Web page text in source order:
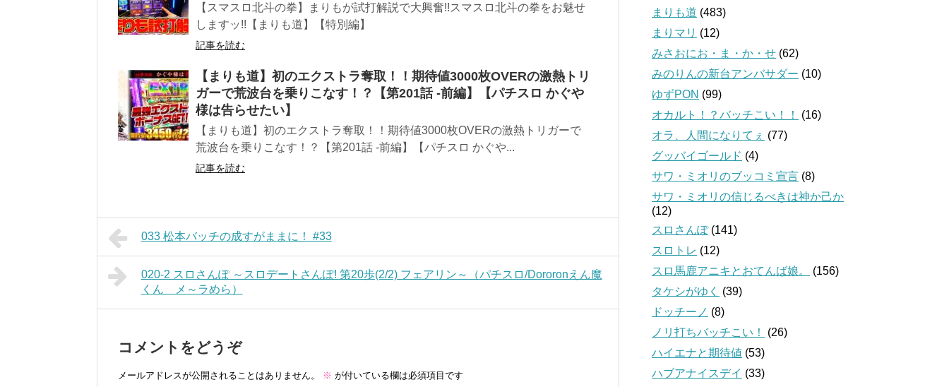
【スマスロ北斗の拳】まりもが試打解説で大興奮!!スマスロ北斗の拳をお魅せ
しますッ!!【まりも道】【特別編】
記事を読む
【まりも道】初のエクストラ奪取！！期待値3000枚OVERの激熱トリ
ガーで荒波台を乗りこなす！？【第201話 -前編】【パチスロ かぐや
様は告らせたい】
【まりも道】初のエクストラ奪取！！期待値3000枚OVERの激熱トリガーで
荒波台を乗りこなす！？【第201話 -前編】【パチスロ かぐや...
記事を読む
033 松本バッチの成すがままに！ #33
020-2 スロさんぽ ～スロデートさんぽ! 第20歩(2/2) フェアリン～（パチスロ/Dororonえん魔
くん メ～ラめら）
コメントをどうぞ
メールアドレスが公開されることはありません。 ※ が付いている欄は必須項目です
まりも道 (483)
まりマリ (12)
みさおにお・ま・か・せ (62)
みのりんの新台アンバサダー (10)
ゆずPON (99)
オカルト！？バッチこい！！
(16)
オラ、人間になりてぇ (77)
グッバイゴールド (4)
サワ・ミオリのブッコミ宣言 (8)
サワ・ミオリの信じるべきは神か己か
(12)
スロさんぽ(141)
スロトレ (12)
スロ馬鹿アニキとおてんば娘。
(156)
タケシがゆく
(39)
ドッチーノ (8)
ノリ打ちバッチこい！
(26)
ハイエナと期待値 (53)
ハブアナイスデイ (33)